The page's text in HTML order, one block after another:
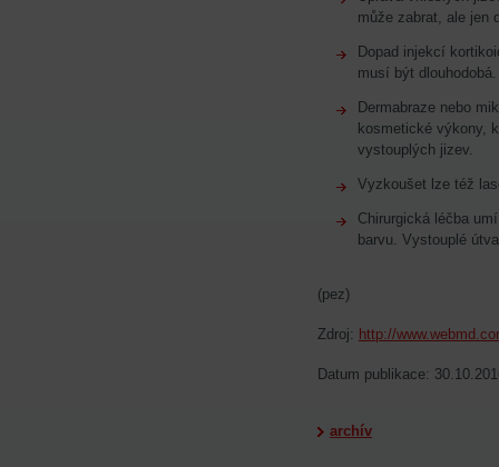
může zabrat, ale jen
Dopad injekcí
musí být dlouhodobá.
Dermabraze nebo
kosmetické výkony,
vystouplých jizev.
Vyzkoušet lze též
Chirurgická léčba
barvu. Vystouplé
(pez)
Zdroj: http://
Datum publikace:
archív